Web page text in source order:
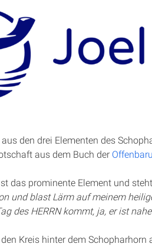
den drei Elementen des
aus dem Buch der
das prominente Element und
und blast Lärm auf meinem
des HERRN kommt, ja, er ist
Kreis hinter dem